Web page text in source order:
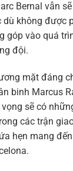
Bernal vẫn
dù không được
góp vào quá
đội.
mặt đáng
binh Marcus
sẽ có
các trận
hẹn mang